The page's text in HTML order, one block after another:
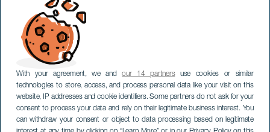
With your agreement, we andour 14 partnersuse cookies or similar
technologies to store, access, and process personal data like your visit on this
website, IP addresses and cookie identifiers. Some partners do not ask for your
consent to process your data and rely on their legitimate business interest. You
can withdraw your consent or object to data processing based on legitimate